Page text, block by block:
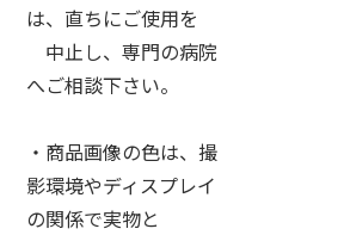
は、直ちにご使用を
中止し、専門の病院
へご相談下さい。
・商品画像の色は、撮
影環境やディスプレイ
の関係で実物と